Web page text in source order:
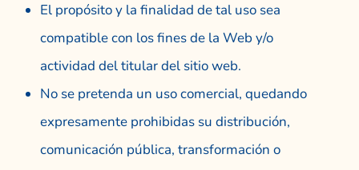
El propósito y la finalidad de tal uso sea
compatible con los fines de la Web y/o
actividad del titular del sitio web.
No se pretenda un uso comercial, quedando
expresamente prohibidas su distribución,
comunicación pública, transformación o